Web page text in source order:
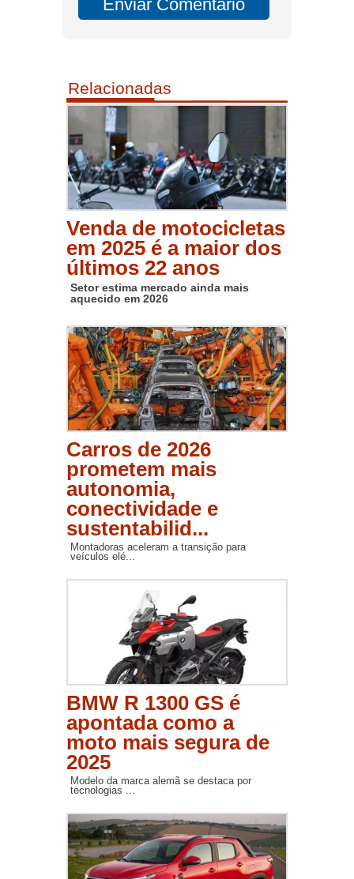
Relacionadas
Venda de motocicletas
em 2025 é a maior dos
últimos 22 anos
Setor estima mercado ainda mais
aquecido em 2026
Carros de 2026
prometem mais
autonomia,
conectividade e
sustentabilid...
Montadoras aceleram a transição para
veículos elé...
BMW R 1300 GS é
apontada como a
moto mais segura de
2025
Modelo da marca alemã se destaca por
tecnologias ...